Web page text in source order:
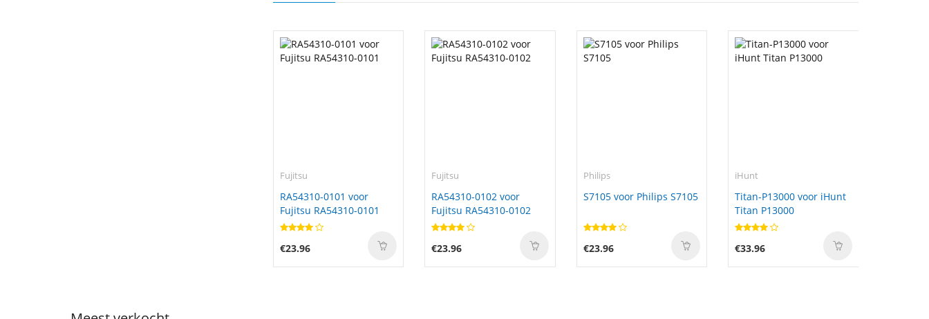
Fujitsu
RA54310-0101 voor
Fujitsu RA54310-0101
€23.96
Fujitsu
RA54310-0102 voor
Fujitsu RA54310-0102
€23.96
Philips
S7105 voor Philips S7105
€23.96
iHunt
Titan-P13000 voor iHunt
Titan P13000
€33.96